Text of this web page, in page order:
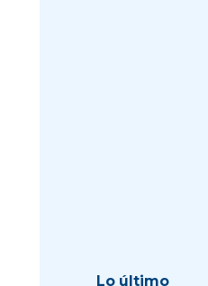
Lo último